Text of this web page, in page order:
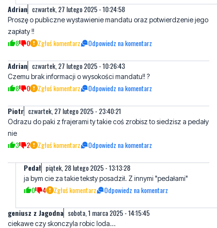
8 0 Zgłoś komentarz Odpowiedz na komentarz
Adrian czwartek, 27 lutego 2025 - 10:26:43
Czemu brak informacji o wysokości mandatu!! ?
Piotr czwartek, 27 lutego 2025 - 23:40:21
Odrazu do paki z frajerami ty takie coś zrobisz to siedzisz a pedały
3 2 Zgłoś komentarz Odpowiedz na komentarz
ja bym cie za takie teksty posadził. Z innymi "pedałami"
geniusz z Jagodna sobota, 1 marca 2025 - 14:15:45
ciekawe czy skonczyla robic loda...
Heniek niedziela, 2 marca 2025 - 11:15:34